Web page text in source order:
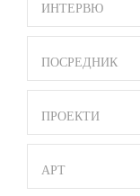
ИНТЕРВЮ
ПОСРЕДНИК
ПРОЕКТИ
АРТ